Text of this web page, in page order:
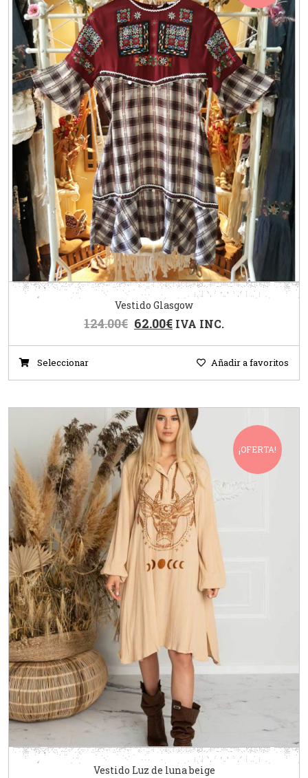
Vestido Glasgow
124.00€ 62.00€ IVA INC.
Seleccionar Añadir a favoritos
¡OFERTA!
Vestido Luz de luna beige